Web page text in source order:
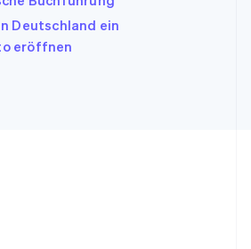
Deutschland ein
eröffnen